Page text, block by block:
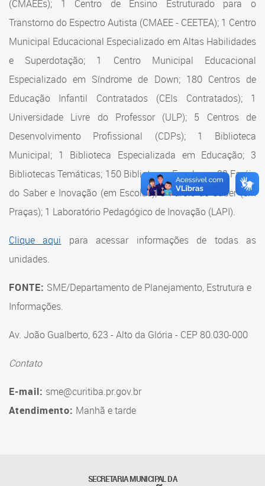
Portal ICS Instituto Curitiba de
Portal Aprendere
Portal do Servidor
Superintendência Executiva
Departamento de Logística
Departamento de Logística
Gerência de Almoxarifado
Gerência de Aquisição e
Gestão Contratual de
Serviços
Gerência de Contratos
Gerência de Limpeza e
Suporte aos Contratos
Gerência de Segurança
Gerência de Transporte
Gerência de Transporte para
a Educação Especial - SITES
Tecnologia
(CMAEEs); 1 Centro de Ensino Estruturado para o
Transtorno do Espectro Autista (CMAEE - CEETEA); 1 Centro
Municipal Educacional Especializado em Altas Habilidades
e Superdotação; 1 Centro Municipal Educacional
Especializado em Síndrome de Down; 180 Centros de
Educação Infantil Contratados (CEIs Contratados); 1
Universidade Livre do Professor (ULP); 5 Centros de
Desenvolvimento Profissional (CDPs); 1 Biblioteca
Municipal; 1 Biblioteca Especializada em Educação; 3
Bibliotecas Temáticas; 150 Bibliotecas Escolares; 32 Faróis
do Saber e Inovação (em Escolas); 9 Faróis do Saber (em
Praças); 1 Laboratório Pedagógico de Inovação (LAPI).
Clique aqui para acessar informações de todas as
unidades.
FONTE: SME/Departamento de Planejamento, Estrutura e
Informações.
Av. João Gualberto, 623 - Alto da Glória - CEP 80.030-000
Contato
E-mail: sme@curitiba.pr.gov.br
Atendimento: Manhã e tarde
SECRETARIA MUNICIPAL DA